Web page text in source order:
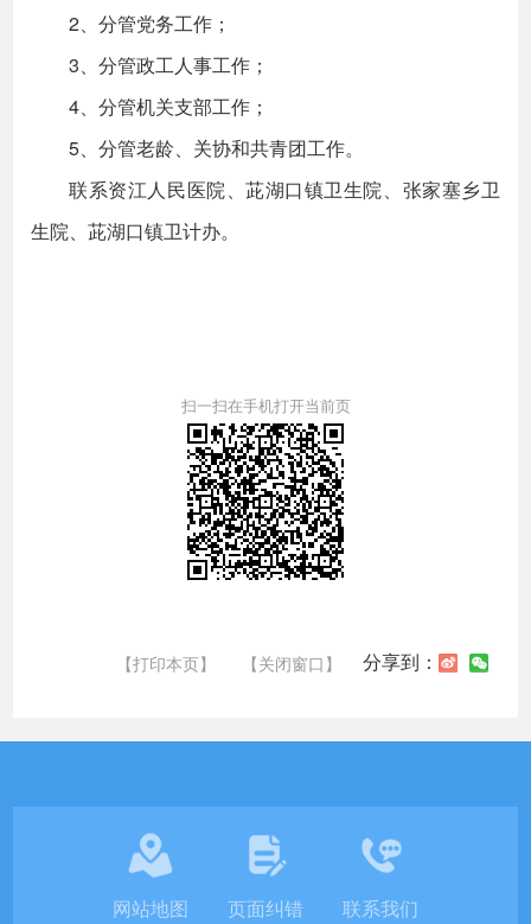
2、分管党务工作；
3、分管政工人事工作；
4、分管机关支部工作；
5、分管老龄、关协和共青团工作。
联系资江人民医院、茈湖口镇卫生院、张家塞乡卫
生院、茈湖口镇卫计办。
扫一扫在手机打开当前页
【打印本页】 【关闭窗口】 分享到：
网站地图 页面纠错 联系我们